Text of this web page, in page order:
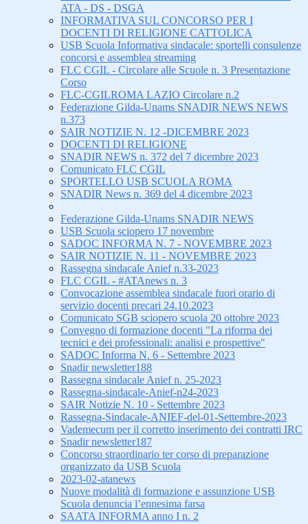
ATA - DS - DSGA
INFORMATIVA SUL CONCORSO PER I
DOCENTI DI RELIGIONE CATTOLICA
USB Scuola Informativa sindacale: sportelli consulenze
concorsi e assemblea streaming
FLC CGIL - Circolare alle Scuole n. 3 Presentazione
Corso
FLC-CGILROMA LAZIO Circolare n.2
Federazione Gilda-Unams SNADIR NEWS NEWS
n.373
SAIR NOTIZIE N. 12 -DICEMBRE 2023
DOCENTI DI RELIGIONE
SNADIR NEWS n. 372 del 7 dicembre 2023
Comunicato FLC CGIL
SPORTELLO USB SCUOLA ROMA
SNADIR News n. 369 del 4 dicembre 2023
Federazione Gilda-Unams SNADIR NEWS
USB Scuola sciopero 17 novembre
SADOC INFORMA N. 7 - NOVEMBRE 2023
SAIR NOTIZIE N. 11 - NOVEMBRE 2023
Rassegna sindacale Anief n.33-2023
FLC CGIL - #ATAnews n. 3
Convocazione assemblea sindacale fuori orario di
servizio docenti precari 24.10.2023
Comunicato SGB sciopero scuola 20 ottobre 2023
Convegno di formazione docenti "La riforma dei
tecnici e dei professionali: analisi e prospettive"
SADOC Informa N. 6 - Settembre 2023
Snadir newsletter188
Rassegna sindacale Anief n. 25-2023
Rassegna-sindacale-Anief-n24-2023
SAIR Notizie N. 10 - Settembre 2023
Rassegna-Sindacale-ANIEF-del-01-Settembre-2023
Vademecum per il corretto inserimento dei contratti IRC
Snadir newsletter187
Concorso straordinario ter corso di preparazione
organizzato da USB Scuola
2023-02-atanews
Nuove modalità di formazione e assunzione USB
Scuola denuncia l’ennesima farsa
SAATA INFORMA anno I n. 2